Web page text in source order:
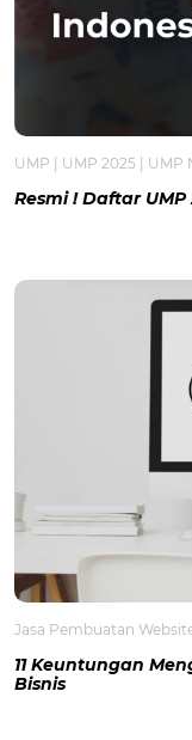
UMP UMP 2025 UMP
Resmi ! Daftar
Jasa Pembuatan
11 Keuntungan
Bisnis